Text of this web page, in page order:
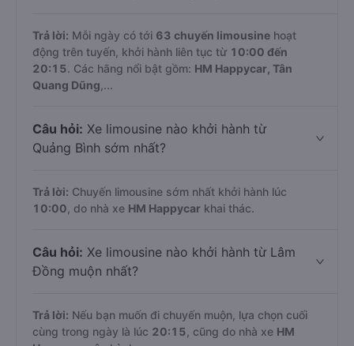
Trả lời: Mỗi ngày có tới 63 chuyến limousine hoạt
động trên tuyến, khởi hành liên tục từ 10:00 đến
20:15. Các hãng nổi bật gồm: HM Happycar, Tân
Quang Dũng ,...
Câu hỏi: Xe limousine nào khởi hành từ
Quảng Bình sớm nhất?
Trả lời: Chuyến limousine sớm nhất khởi hành lúc
10:00 , do nhà xe HM Happycar khai thác.
Câu hỏi: Xe limousine nào khởi hành từ Lâm
Đồng muộn nhất?
Trả lời: Nếu bạn muốn đi chuyến muộn, lựa chọn cuối
cùng trong ngày là lúc 20:15 , cũng do nhà xe HM